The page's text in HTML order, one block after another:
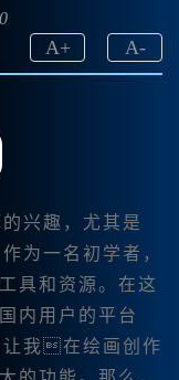
0
A-
A+
兴趣，尤其是
为一名初学者，
具和资源。在这
内用户的平台
让我在绘画创作